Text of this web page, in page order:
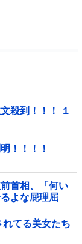
殺到！！！ １
！！！！
首相、「何い
よな屁理屈
てる美女たち